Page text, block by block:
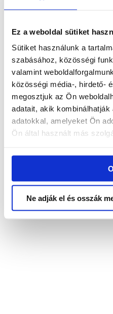
Ez a weboldal sütiket
Sütiket használunk a
szabásához, közösségi
valamint
közösségi média-, hirdető-
megosztjuk az Ön
adatait, akik
adatokkal, amelyeket Ön
Ön által használt más
Ne adják el és osszák